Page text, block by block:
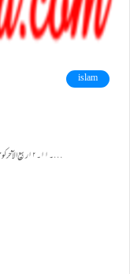
islam
۔۱۱۔ ۱۲ ربیع الآخر کو حضرت غوث اعظم سیدنا شیخ عبدالقادر جیلانی رحمۃ اﷲعلیہ کے فضائل و مناقب اور آپ…